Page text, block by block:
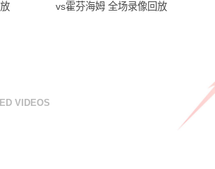
vs霍芬海姆 全场录像回放
VIDEOS